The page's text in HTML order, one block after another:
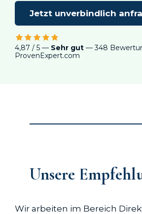
Jetzt unverbindlich
4,87 / 5 — Sehr gut — 348
ProvenExpert.com
Unsere
Wir arbeiten im Bereich